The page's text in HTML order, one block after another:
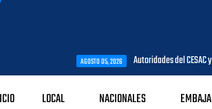
Autoridades del CESAC y
LOCAL NACIONALES